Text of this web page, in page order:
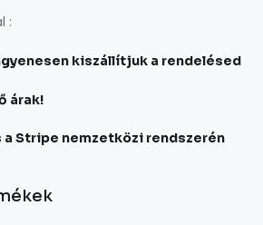
:
kiszállítjuk a rendelésed
árak!
a Stripe nemzetközi rendszerén